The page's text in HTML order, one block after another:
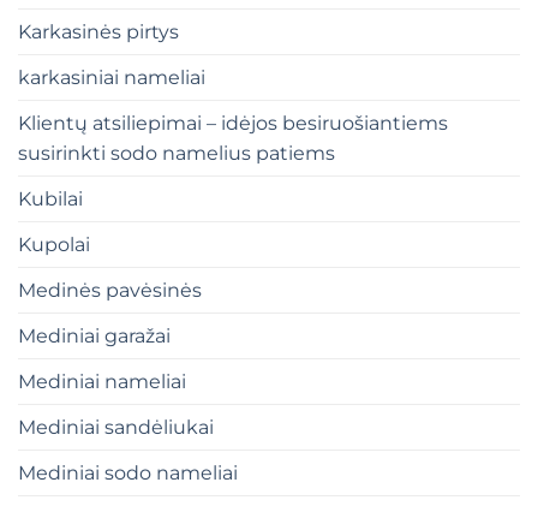
Karkasinės pirtys
karkasiniai nameliai
Klientų atsiliepimai – idėjos besiruošiantiems
susirinkti sodo namelius patiems
Kubilai
Kupolai
Medinės pavėsinės
Mediniai garažai
Mediniai nameliai
Mediniai sandėliukai
Mediniai sodo nameliai